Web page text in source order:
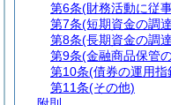
第6条(財務活動に従
第7条(短期資金の調
第8条(長期資金の調
第9条(金融商品保管
第10条(債券の運用指
第11条(その他)